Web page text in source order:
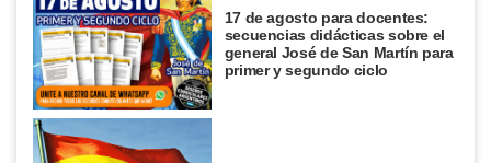
17 de agosto para docentes:
secuencias didácticas sobre el
general José de San Martín para
primer y segundo ciclo